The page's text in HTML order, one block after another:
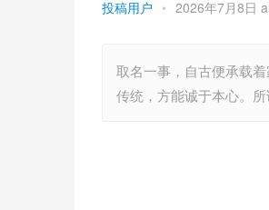
投稿用户 • 2026年7月8日
取名一事，自古便承载
传统，方能诚于本心。